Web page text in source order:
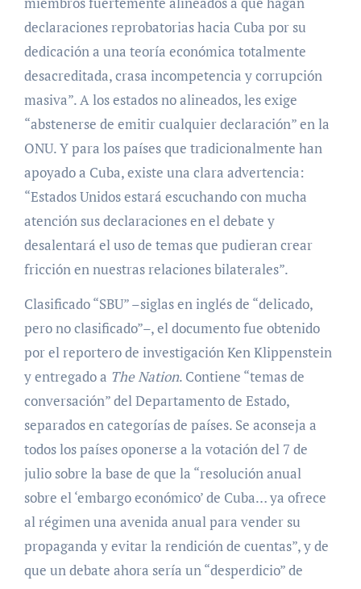
declaraciones reprobatorias hacia Cuba por su
dedicación a una teoría económica totalmente
desacreditada, crasa incompetencia y corrupción
masiva”. A los estados no alineados, les exige
“abstenerse de emitir cualquier declaración” en la
ONU. Y para los países que tradicionalmente han
apoyado a Cuba, existe una clara advertencia:
“Estados Unidos estará escuchando con mucha
atención sus declaraciones en el debate y
desalentará el uso de temas que pudieran crear
fricción en nuestras relaciones bilaterales”.
Clasificado “SBU” –siglas en inglés de “delicado,
pero no clasificado”–, el documento fue obtenido
por el reportero de investigación Ken Klippenstein
y entregado a The Nation. Contiene “temas de
conversación” del Departamento de Estado,
separados en categorías de países. Se aconseja a
todos los países oponerse a la votación del 7 de
julio sobre la base de que la “resolución anual
sobre el ‘embargo económico’ de Cuba… ya ofrece
al régimen una avenida anual para vender su
propaganda y evitar la rendición de cuentas”, y de
que un debate ahora sería un “desperdicio” de